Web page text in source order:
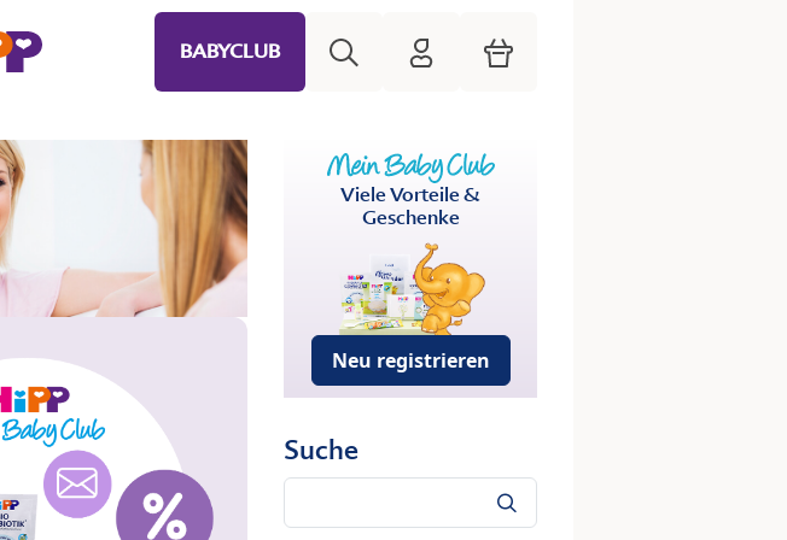
BABYCLUB HiPP Mein Babyclub
Warenkorb
Viele Vorteile &
Geschenke
Neu registrieren
Suche